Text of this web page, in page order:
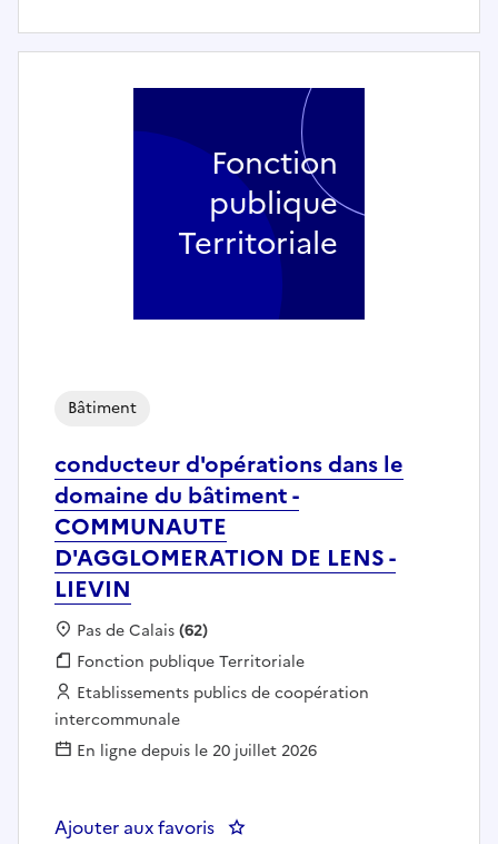
conducteur d'opérations dans le
domaine du bâtiment -
COMMUNAUTE
D'AGGLOMERATION DE LENS -
LIEVIN
Bâtiment
Localisation :
Pas de Calais(62)
Fonction publique :
Fonction publique Territoriale
Employeur :
Etablissements publics de coopération
intercommunale
En ligne depuis le 20 juillet 2026
Ajouter aux favoris : conducteur d'opérations dans
Fonction
publique
Territoriale